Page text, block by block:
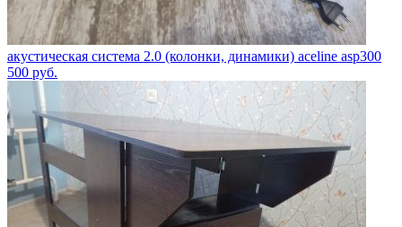
акустическая система 2.0 (колонки, динамики) aceline asp300
500 руб.